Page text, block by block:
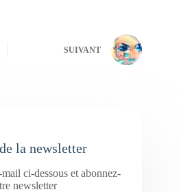
SUIVANT
la newsletter
ci-dessous et abonnez-
newsletter